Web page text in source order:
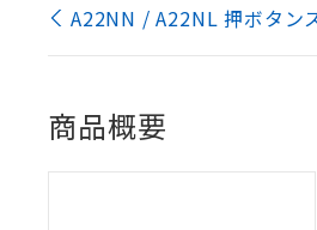
A22NN / A22NL 押ボタン
商品概要